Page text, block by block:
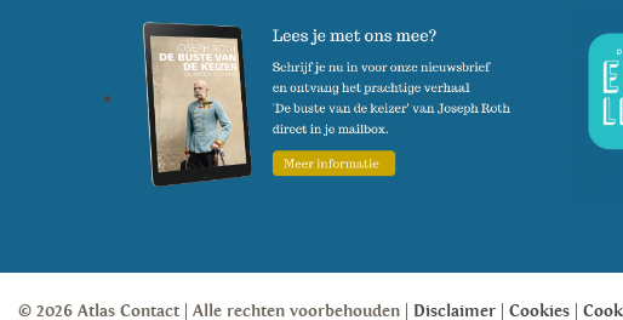
© 2026 Atlas Contact Alle rechten voorbehouden Disclaimer Cookies